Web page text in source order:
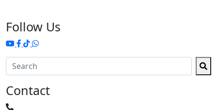
Follow Us
Contact